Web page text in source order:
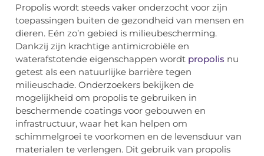
Propolis wordt steeds vaker onderzocht voor zijn
toepassingen buiten de gezondheid van mensen en
dieren. Eén zo’n gebied is milieubescherming.
Dankzij zijn krachtige antimicrobiële en
waterafstotende eigenschappen wordt propolis nu
getest als een natuurlijke barrière tegen
milieuschade. Onderzoekers bekijken de
mogelijkheid om propolis te gebruiken in
beschermende coatings voor gebouwen en
infrastructuur, waar het kan helpen om
schimmelgroei te voorkomen en de levensduur van
materialen te verlengen. Dit gebruik van propolis